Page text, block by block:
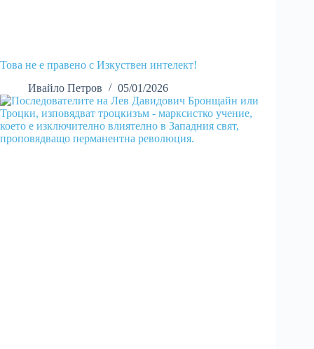
Това не е правено с Изкуствен интелект!
Ивайло Петров
05/01/2026